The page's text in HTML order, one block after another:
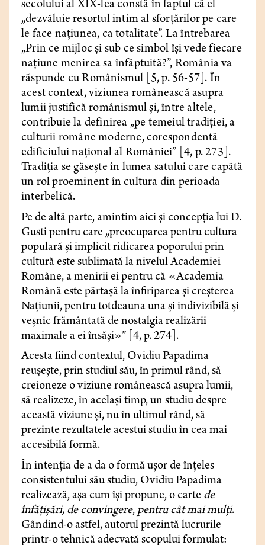
secolului al XIX-lea constă în faptul că el
„dezvăluie resortul intim al sforțărilor pe care
le face națiunea, ca totalitate”. La întrebarea
„Prin ce mijloc și sub ce simbol își vede fiecare
națiune menirea sa înfăptuită?”, România va
răspunde cu Românismul [5, p. 56-57]. În
acest context, viziunea românească asupra
lumii justifică românismul și, între altele,
contribuie la definirea „pe temeiul tradiţiei, a
culturii române moderne, corespondentă
edificiului național al României” [4, p. 273].
Tradiția se găsește în lumea satului care capătă
un rol proeminent în cultura din perioada
interbelică.
Pe de altă parte, amintim aici și concepţia lui D.
Gusti pentru care „preocuparea pentru cultura
populară şi implicit ridicarea poporului prin
cultură este sublimată la nivelul Academiei
Române, a menirii ei pentru că «Academia
Română este părtaşă la înfiriparea şi creșterea
Națiunii, pentru totdeauna una şi indivizibilă şi
veșnic frământată de nostalgia realizării
maximale a ei însăși»” [4, p. 274].
Acesta fiind contextul, Ovidiu Papadima
reușește, prin studiul său, în primul rând, să
creioneze o viziune românească asupra lumii,
să realizeze, în același timp, un studiu despre
această viziune și, nu în ultimul rând, să
prezinte rezultatele acestui studiu în cea mai
accesibilă formă.
În intenția de a da o formă ușor de înțeles
consistentului său studiu, Ovidiu Papadima
realizează, așa cum își propune, o carte de
înfățișări, de convingere, pentru cât mai mulți.
Gândind-o astfel, autorul prezintă lucrurile
printr-o tehnică adecvată scopului formulat: